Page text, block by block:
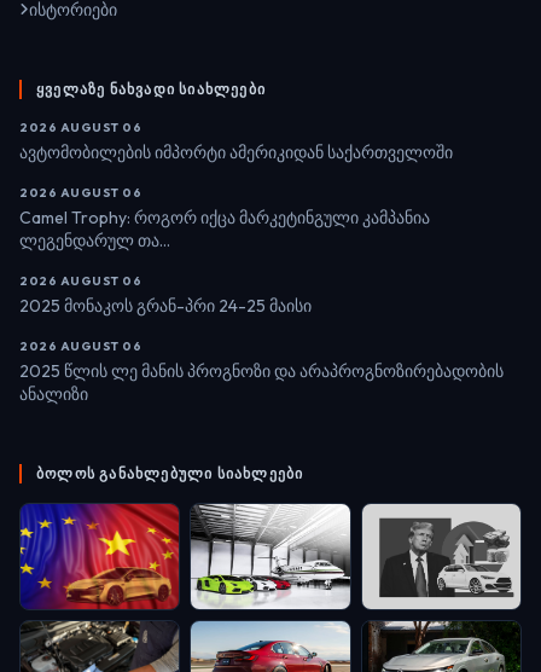
ისტორიები
ᲧᲕᲔᲚᲐᲖᲔ ᲜᲐᲮᲕᲐᲓᲘ ᲡᲘᲐᲮᲚᲔᲔᲑᲘ
2026 AUGUST 06
ავტომობილების იმპორტი ამერიკიდან საქართველოში
2026 AUGUST 06
Camel Trophy: როგორ იქცა მარკეტინგული კამპანია
ლეგენდარულ თა...
2026 AUGUST 06
2025 მონაკოს გრან-პრი 24-25 მაისი
2026 AUGUST 06
2025 წლის ლე მანის პროგნოზი და არაპროგნოზირებადობის
ანალიზი
ᲑᲝᲚᲝᲡ ᲒᲐᲜᲐᲮᲚᲔᲑᲣᲚᲘ ᲡᲘᲐᲮᲚᲔᲔᲑᲘ